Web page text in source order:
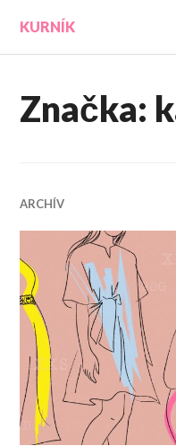
obsah
KURNÍK
Značka:
ARCHÍV